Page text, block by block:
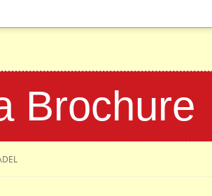
Brochure